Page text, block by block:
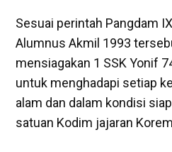
Sesuai perintah Pangdam
Alumnus Akmil 1993
mensiagakan 1 SSK Yonif
untuk menghadapi setiap
alam dan dalam kondisi
satuan Kodim jajaran